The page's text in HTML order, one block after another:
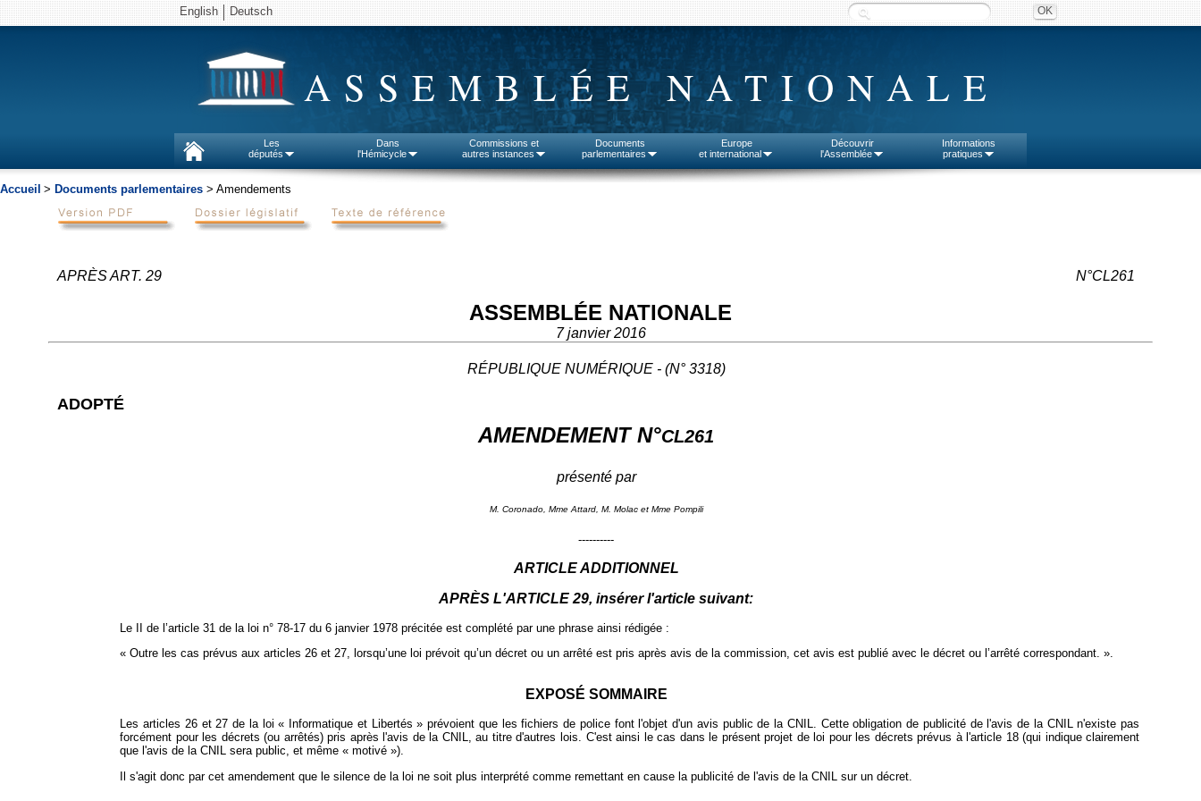
English Deutsch
ASSEMBLÉE NATIONALE
Les
députés
Dans
l'Hémicycle
Commissions et
autres instances
Documents
parlementaires
Europe
et international
Découvrir
l'Assemblée
Informations
pratiques
Accueil > Documents parlementaires > Amendements
APRÈS ART. 29 N°CL261
ASSEMBLÉE NATIONALE
7 janvier 2016
RÉPUBLIQUE NUMÉRIQUE - (N° 3318)
ADOPTÉ
AMENDEMENT N°CL261
présenté par
M. Coronado, Mme Attard, M. Molac et Mme Pompili
----------
ARTICLE ADDITIONNEL
APRÈS L'ARTICLE 29, insérer l'article suivant:
Le II de l’article 31 de la loi n° 78-17 du 6 janvier 1978 précitée est complété par une phrase ainsi rédigée :
« Outre les cas prévus aux articles 26 et 27, lorsqu’une loi prévoit qu’un décret ou un arrêté est pris après avis de la commission, cet avis est publié avec le décret ou l’arrêté correspondant. ».
EXPOSÉ SOMMAIRE
Les articles 26 et 27 de la loi « Informatique et Libertés » prévoient que les fichiers de police font l'objet d'un avis public de la CNIL. Cette obligation de publicité de l'avis de la CNIL n'existe pas
forcément pour les décrets (ou arrêtés) pris après l'avis de la CNIL, au titre d'autres lois. C'est ainsi le cas dans le présent projet de loi pour les décrets prévus à l'article 18 (qui indique clairement
que l'avis de la CNIL sera public, et même « motivé »).
Il s'agit donc par cet amendement que le silence de la loi ne soit plus interprété comme remettant en cause la publicité de l'avis de la CNIL sur un décret.